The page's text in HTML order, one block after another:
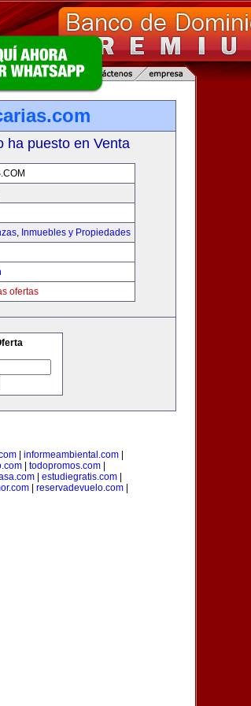
ha puesto en Venta
, Inmuebles y Propiedades
ofertas
| informeambiental.com|
todopromos.com
| estudiegratis.com|
| reservadevuelo.com|